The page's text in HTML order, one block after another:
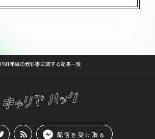
PM1年目の教科書に関する記事一覧
配信を受け取る